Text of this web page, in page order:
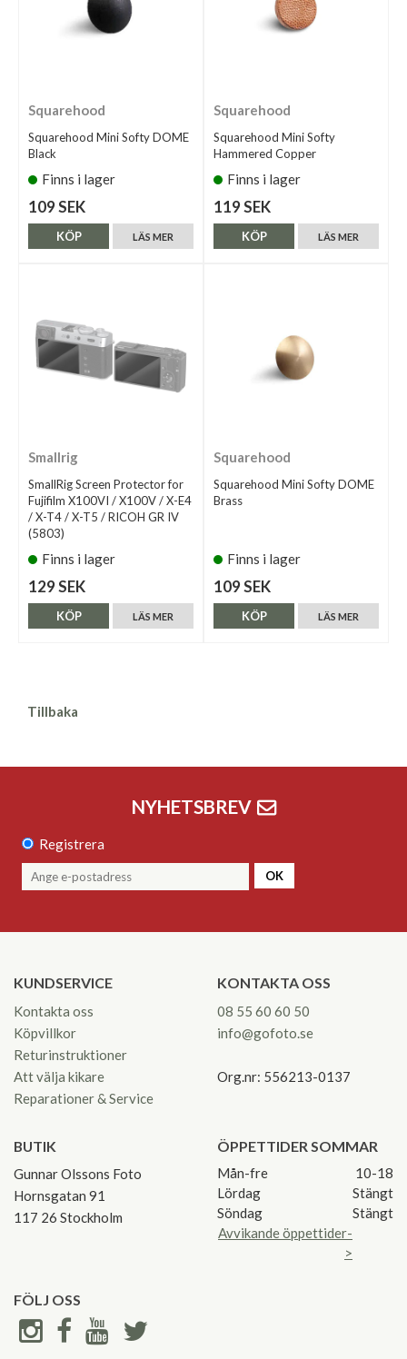
Squarehood
Squarehood Mini Softy DOME
Black
Finns i lager
109 SEK
LÄS MER
KÖP
Squarehood
Squarehood Mini Softy
Hammered Copper
Finns i lager
119 SEK
LÄS MER
KÖP
Smallrig
SmallRig Screen Protector for
Fujifilm X100VI / X100V / X-E4
/ X-T4 / X-T5 / RICOH GR IV
(5803)
Finns i lager
129 SEK
LÄS MER
KÖP
Squarehood
Squarehood Mini Softy DOME
Brass
Finns i lager
109 SEK
LÄS MER
KÖP
Tillbaka
NYHETSBREV
Registrera
OK
KUNDSERVICE
Kontakta oss
Köpvillkor
Returinstruktioner
Att välja kikare
Reparationer & Service
KONTAKTA OSS
08 55 60 60 50
info@gofoto.se
Org.nr: 556213-0137
BUTIK
Gunnar Olssons Foto
Hornsgatan 91
117 26 Stockholm
ÖPPETTIDER SOMMAR
Mån-fre
10-18
Lördag
Stängt
Söndag
Stängt
Avvikande öppettider-
>
FÖLJ OSS